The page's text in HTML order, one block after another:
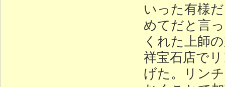
いった有様
めてだと言
くれた上師
祥宝石店で
げた。リン